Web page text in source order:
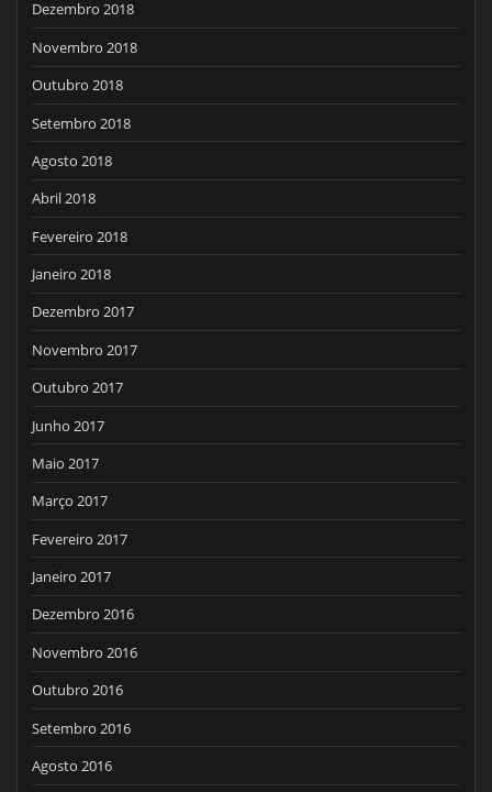
Dezembro 2018
Novembro 2018
Outubro 2018
Setembro 2018
Agosto 2018
Abril 2018
Fevereiro 2018
Janeiro 2018
Dezembro 2017
Novembro 2017
Outubro 2017
Junho 2017
Maio 2017
Março 2017
Fevereiro 2017
Janeiro 2017
Dezembro 2016
Novembro 2016
Outubro 2016
Setembro 2016
Agosto 2016